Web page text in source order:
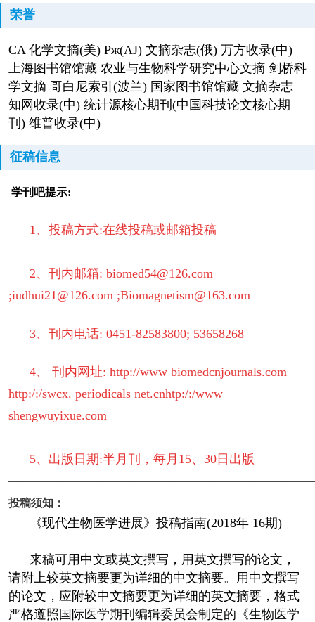
荣誉
CA 化学文摘(美) Pж(AJ) 文摘杂志(俄) 万方收录(中)
上海图书馆馆藏 农业与生物科学研究中心文摘 剑桥科
学文摘 哥白尼索引(波兰) 国家图书馆馆藏 文摘杂志
知网收录(中) 统计源核心期刊(中国科技论文核心期
刊) 维普收录(中)
征稿信息
学刊吧提示:
1、投稿方式:在线投稿或邮箱投稿
2、刊内邮箱: biomed54@126.com
;iudhui21@126.com ;Biomagnetism@163.com
3、刊内电话: 0451-82583800; 53658268
4、 刊内网址: http://www biomedcnjournals.com
http:/:/swcx. periodicals net.cnhtp:/:/www
shengwuyixue.com
5、出版日期:半月刊，每月15、30日出版
投稿须知：
《现代生物医学进展》投稿指南(2018年 16期)
来稿可用中文或英文撰写，用英文撰写的论文，
请附上较英文摘要更为详细的中文摘要。用中文撰写
的论文，应附较中文摘要更为详细的英文摘要，格式
严格遵照国际医学期刊编辑委员会制定的《生物医学